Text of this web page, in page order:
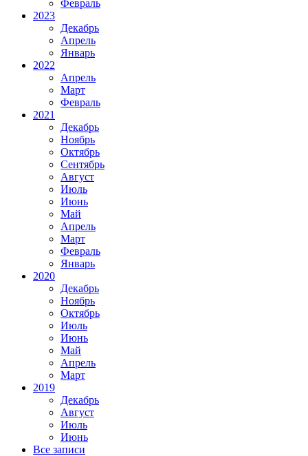
Февраль
2023
Декабрь
Апрель
Январь
2022
Апрель
Март
Февраль
2021
Декабрь
Ноябрь
Октябрь
Сентябрь
Август
Июль
Июнь
Май
Апрель
Март
Февраль
Январь
2020
Декабрь
Ноябрь
Октябрь
Июль
Июнь
Май
Апрель
Март
2019
Декабрь
Август
Июль
Июнь
Все записи